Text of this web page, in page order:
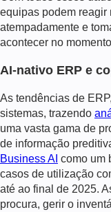
equipas podem reagir
atempadamente e
acontecer no
AI-nativo ERP e
As tendências de
sistemas, trazendo
uma vasta gama de
de informação
Business AI como um
casos de utilização
até ao final de 2025.
procura, gerir o